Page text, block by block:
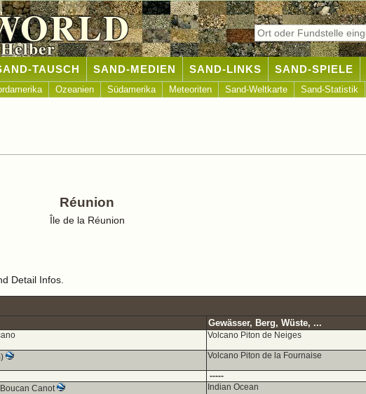
TAUSCH SAND-MEDIEN SAND-LINKS SAND-SPIELE
Ozeanien Südamerika Meteoriten Sand-Weltkarte Sand-Statistik
Réunion
Île de la Réunion
Detail Infos.
Gewässer, Berg, Wüste, ...
Volcano Piton de Neiges
Volcano Piton de la Fournaise
-----
Canot Indian Ocean